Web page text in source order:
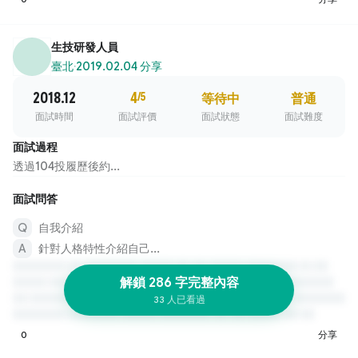
生技研發人員
臺北·2019.02.04 分享
2018.12
面試時間
4/5
面試評價
等待中
面試狀態
普通
面試難度
面試過程
透過104投履歷後約...
面試問答
自我介紹
針對人格特性介紹自己...
解鎖 286 字完整內容
33 人已看過
0 分享